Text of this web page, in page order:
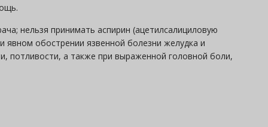
нельзя принимать аспирин (ацетилсалициловую
явном обострении язвенной болезни желудка и
потливости, а также при выраженной головной боли,